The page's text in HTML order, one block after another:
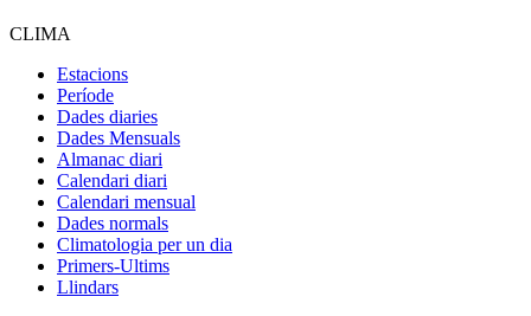
CLIMA
Estacions
Període
Dades diaries
Dades Mensuals
Almanac diari
Calendari diari
Calendari mensual
Dades normals
Climatologia per un dia
Primers-Ultims
Llindars